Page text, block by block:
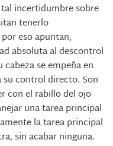
incertidumbre sobre
tenerlo
eso apuntan,
absoluta al descontrol
se empeña en
su control directo. Son
con el rabillo del ojo
una tarea principal
la tarea principal
sin acabar ninguna.